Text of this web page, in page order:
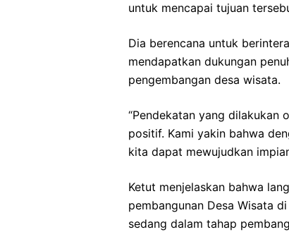
untuk mencapai tujuan
Dia berencana untuk
mendapatkan dukungan
pengembangan desa wisata.
“Pendekatan yang dilakukan
positif. Kami yakin bahwa
kita dapat mewujudkan
Ketut menjelaskan bahwa
pembangunan Desa Wisata
sedang dalam tahap